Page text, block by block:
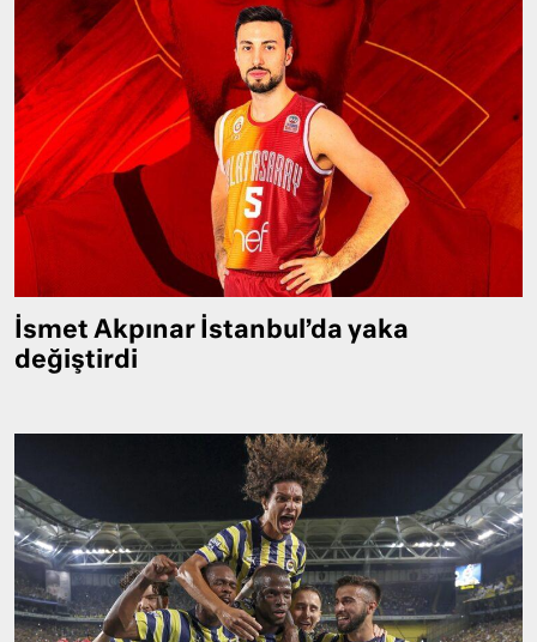
İsmet Akpınar İstanbul’da yaka
değiştirdi